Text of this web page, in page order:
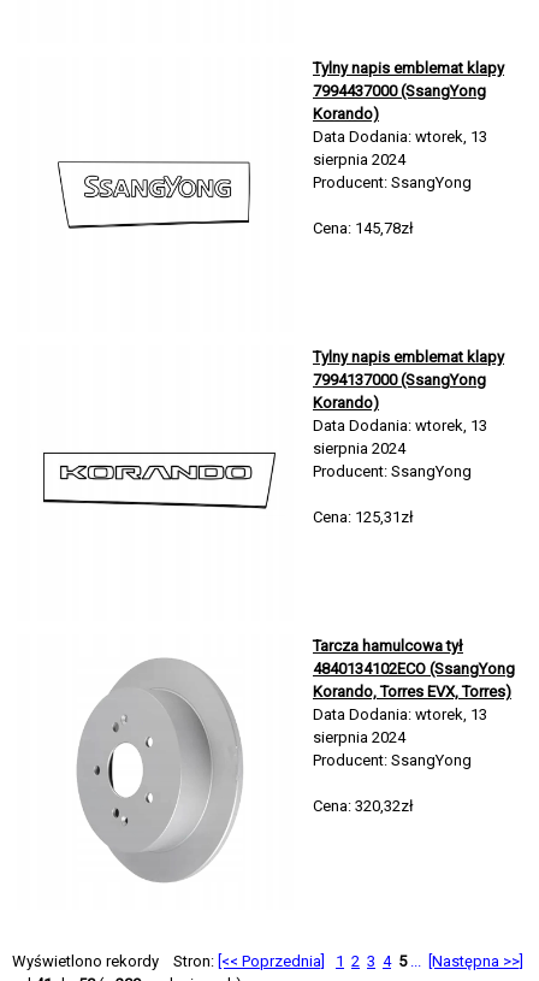
Tylny napis emblemat klapy
7994437000 (SsangYong
Korando)
Data Dodania: wtorek, 13
sierpnia 2024
Producent: SsangYong
Cena: 145,78zł
Tylny napis emblemat klapy
7994137000 (SsangYong
Korando)
Data Dodania: wtorek, 13
sierpnia 2024
Producent: SsangYong
Cena: 125,31zł
Tarcza hamulcowa tył
4840134102ECO (SsangYong
Korando, Torres EVX, Torres)
Data Dodania: wtorek, 13
sierpnia 2024
Producent: SsangYong
Cena: 320,32zł
Stron: [<< Poprzednia] 1 2 3 4 5 ... [Następna >>]
Wyświetlono rekordy